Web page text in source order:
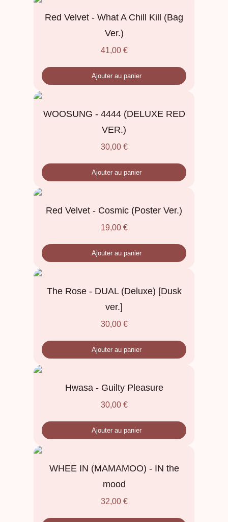
Red Velvet - What A Chill Kill (Bag
Ver.)
41,00 €
Ajouter au panier
WOOSUNG - 4444 (DELUXE RED
VER.)
30,00 €
Ajouter au panier
Red Velvet - Cosmic (Poster Ver.)
19,00 €
Ajouter au panier
The Rose - DUAL (Deluxe) [Dusk
ver.]
30,00 €
Ajouter au panier
Hwasa - Guilty Pleasure
30,00 €
Ajouter au panier
WHEE IN (MAMAMOO) - IN the
mood
32,00 €